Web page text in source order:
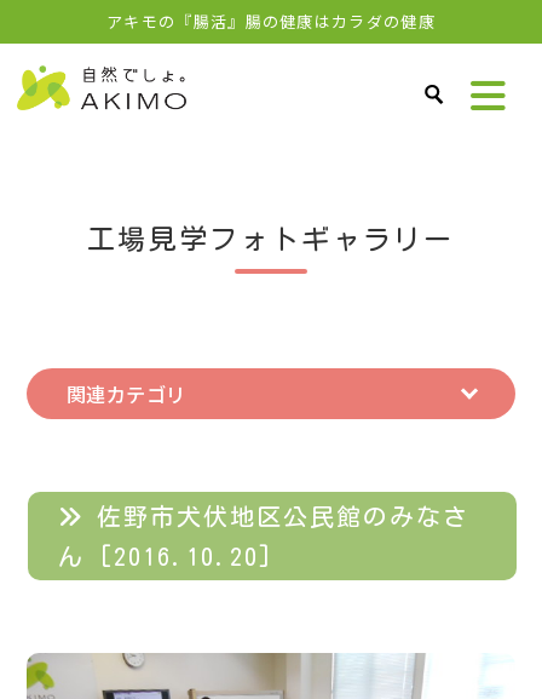
アキモの『腸活』腸の健康はカラダの健康
工場見学フォトギャラリー
関連カテゴリ
佐野市犬伏地区公民館のみなさ
ん [2016.10.20]